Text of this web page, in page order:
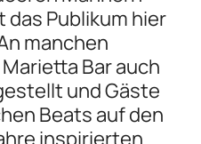
Publikum hier
manchen
Bar auch
und Gäste
Beats auf den
inspirierten